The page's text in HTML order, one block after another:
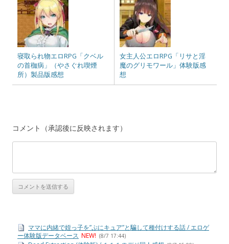
寝取られ物エロRPG「クベル
の首枷病」（やさぐれ喫煙
所）製品版感想
女主人公エロRPG「リサと淫
魔のグリモワール」体験版感
想
コメント（承認後に反映されます）
ママに内緒で姪っ子を”ぷにキュア”と騙して種付けする話 / エロゲ
ー体験版データベース NEW! (8/7 17:44)